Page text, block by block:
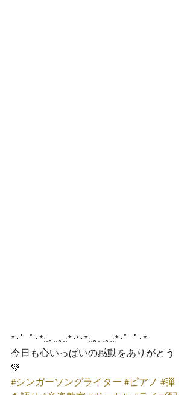
*･゜ﾟ･*:.｡..｡.:*･’･*:.｡. .｡.:*･゜ﾟ･*
今日も心いっぱいの感動をありがとう
💚
#シンガーソングライター #ピアノ #弾